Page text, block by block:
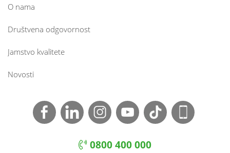
O nama
Društvena odgovornost
Jamstvo kvalitete
Novosti
0800 400 000